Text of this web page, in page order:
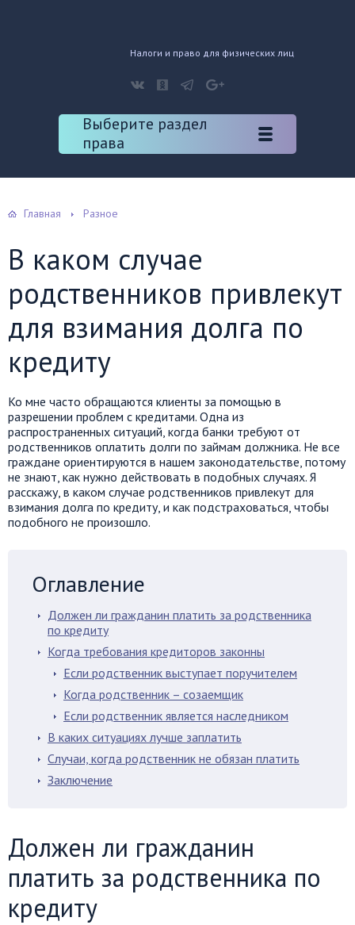
Налоги и право для физических лиц
Выберите раздел
права
Главная Разное
В каком случае
родственников привлекут
для взимания долга по
кредиту
Ко мне часто обращаются клиенты за помощью в
разрешении проблем с кредитами. Одна из
распространенных ситуаций, когда банки требуют от
родственников оплатить долги по займам должника. Не все
граждане ориентируются в нашем законодательстве, потому
не знают, как нужно действовать в подобных случаях. Я
расскажу, в каком случае родственников привлекут для
взимания долга по кредиту, и как подстраховаться, чтобы
подобного не произошло.
Оглавление
Должен ли гражданин платить за родственника
по кредиту
Когда требования кредиторов законны
Если родственник выступает поручителем
Когда родственник – созаемщик
Если родственник является наследником
В каких ситуациях лучше заплатить
Случаи, когда родственник не обязан платить
Заключение
Должен ли гражданин
платить за родственника по
кредиту